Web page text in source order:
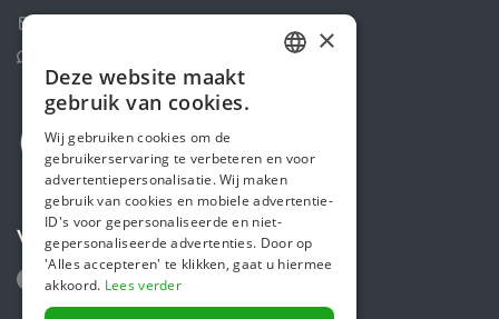
Volg ons
ENGLISH
×
Deze website maakt
gebruik van cookies.
Wij gebruiken cookies om de
gebruikerservaring te verbeteren en voor
advertentiepersonalisatie. Wij maken
gebruik van cookies en mobiele advertentie-
ID's voor gepersonaliseerde en niet-
gepersonaliseerde advertenties. Door op
'Alles accepteren' te klikken, gaat u hiermee
akkoord. Lees verder